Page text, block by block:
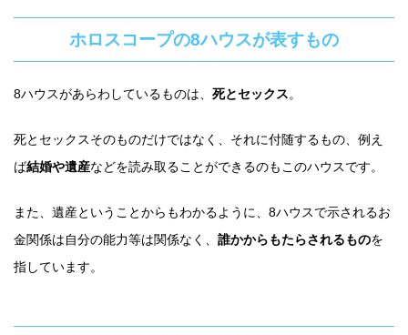
ホロスコープの8ハウスが表すもの
8ハウスがあらわしているものは、 死とセックス。
死とセックスそのものだけではなく、それに付随するもの、例え
ば結婚や遺産などを読み取ることができるのもこのハウスです。
また、遺産ということからもわかるように、8ハウスで示されるお
金関係は自分の能力等は関係なく、 誰かからもたらされるものを
指しています。